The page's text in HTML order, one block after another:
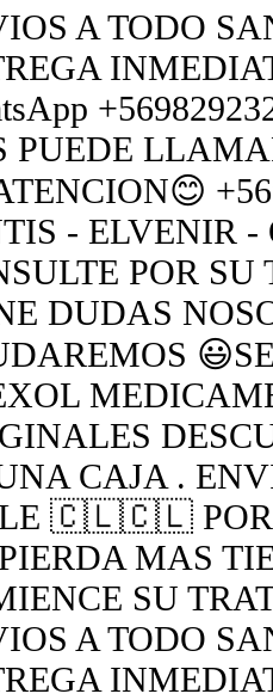
A TODO
PUEDE
- ELVENIR -
POR
DUDAS
CAJA .
🇨🇱🇨🇱 POR
MAS
SU
A TODO